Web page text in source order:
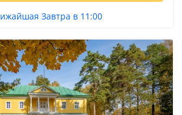
Завтра в 11:00